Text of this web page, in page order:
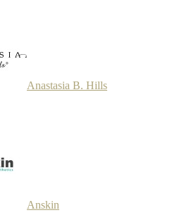
Anastasia B. Hills
Anskin